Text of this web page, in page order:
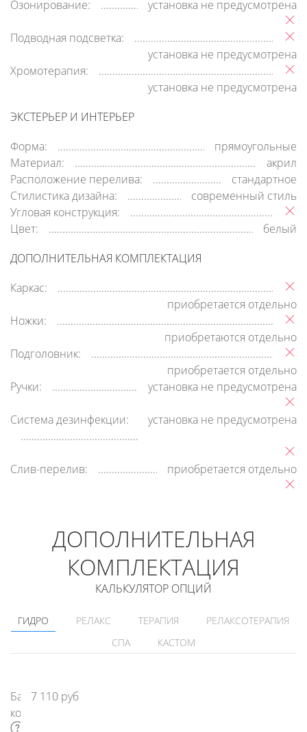
Озонирование: установка не предусмотрена
Подводная подсветка:
установка не предусмотрена
Хромотерапия:
установка не предусмотрена
ЭКСТЕРЬЕР И ИНТЕРЬЕР
Форма:
прямоугольные
Материал:
акрил
Расположение перелива:
стандартное
Стилистика дизайна:
современный стиль
Угловая конструкция:
Цвет:
белый
ДОПОЛНИТЕЛЬНАЯ КОМПЛЕКТАЦИЯ
Каркас:
приобретается отдельно
Ножки:
приобретаются отдельно
Подголовник:
приобретается отдельно
Ручки:
установка не предусмотрена
Система дезинфекции: установка не предусмотрена
Слив-перелив: приобретается отдельно
ДОПОЛНИТЕЛЬНАЯ
КОМПЛЕКТАЦИЯ
КАЛЬКУЛЯТОР ОПЦИЙ
ГИДРО РЕЛАКС ТЕРАПИЯ
РЕЛАКСОТЕРАПИЯ
СПА
КАСТОМ
Базовая
комлектация
7 110 руб